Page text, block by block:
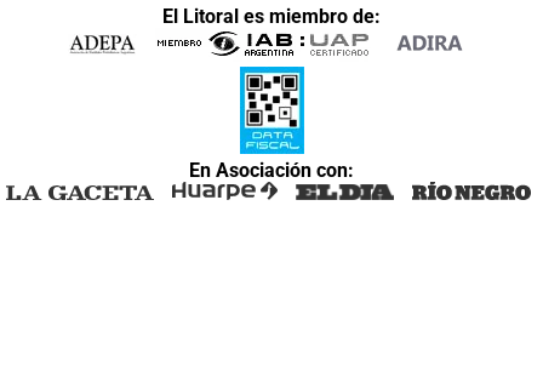
El Litoral es miembro de:
En Asociación con: